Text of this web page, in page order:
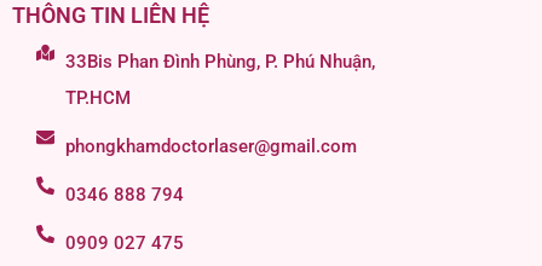
THÔNG TIN LIÊN HỆ
33Bis Phan Đình Phùng, P. Phú Nhuận,
TP.HCM
phongkhamdoctorlaser@gmail.com
0346 888 794
0909 027 475